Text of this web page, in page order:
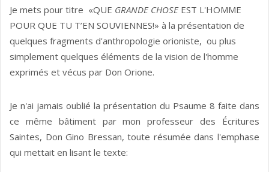
Je mets pour titre «QUE GRANDE CHOSE EST L'HOMME
POUR QUE TU T’EN SOUVIENNES!» à la présentation de
quelques fragments d'anthropologie orioniste, ou plus
simplement quelques éléments de la vision de l'homme
exprimés et vécus par Don Orione.
Je n'ai jamais oublié la présentation du Psaume 8 faite dans
ce même bâtiment par mon professeur des Écritures
Saintes, Don Gino Bressan, toute résumée dans l'emphase
qui mettait en lisant le texte: